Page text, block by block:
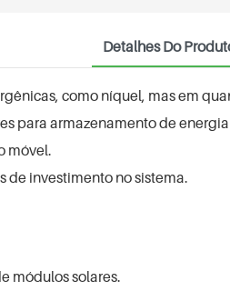
Detalhes Do
como níquel, mas em
para armazenamento de
móvel.
de investimento no sistema.
módulos solares.